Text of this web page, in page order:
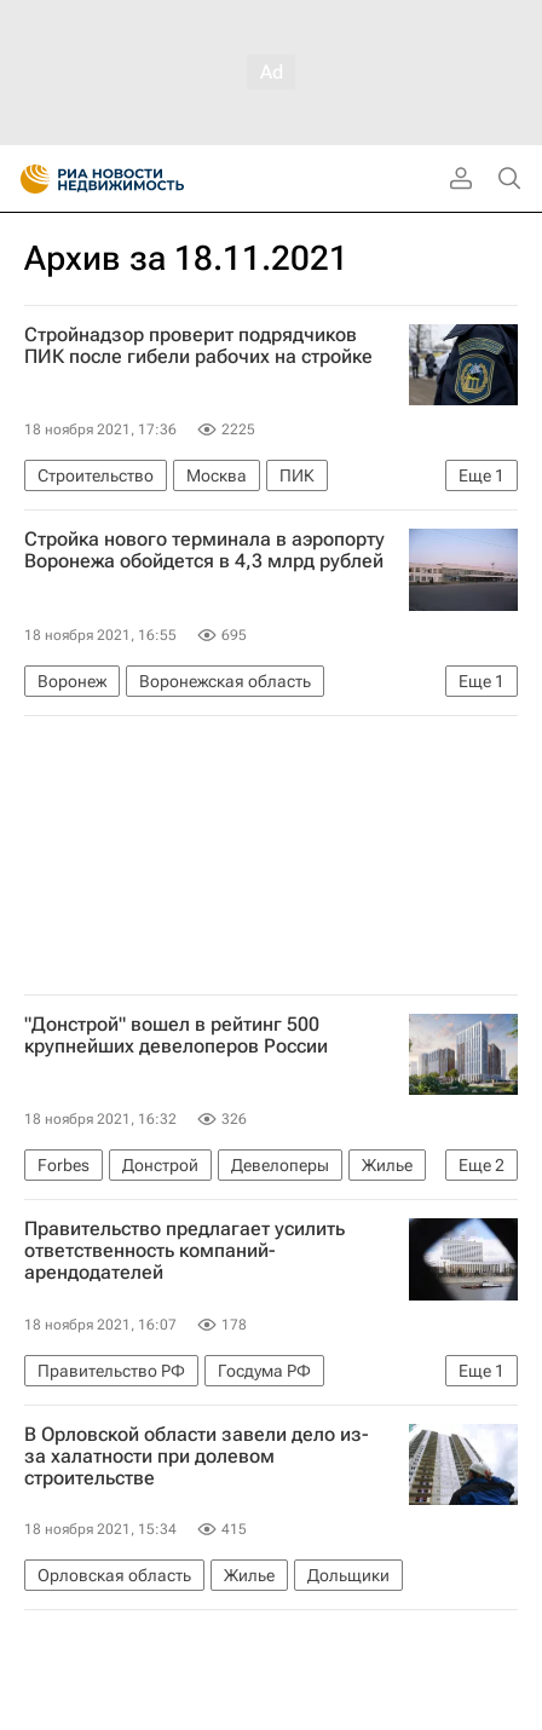
Архив за 18.11.2021
Стройнадзор проверит подрядчиков
ПИК после гибели рабочих на стройке
18 ноября 2021, 17:36 2225
Еще 1
Строительство Москва
ПИК
Мосгосстройнадзор
Стройка нового терминала в аэропорту
Воронежа обойдется в 4,3 млрд рублей
18 ноября 2021, 16:55 695
Еще 1
Воронеж
Воронежская область
Строительство
"Донстрой" вошел в рейтинг 500
крупнейших девелоперов России
18 ноября 2021, 16:32 326
Еще2
Forbes Донстрой Девелоперы
Жилье
Строительство
Россия
Правительство предлагает усилить
ответственность компаний-
арендодателей
18 ноября 2021, 16:07 178
Еще 1
Правительство РФ
Госдума РФ
Коммерческая недвижимость
В Орловской области завели дело из-
за халатности при долевом
строительстве
18 ноября 2021, 15:34 415
Орловская область Жилье Дольщики